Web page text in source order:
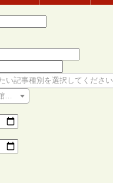
い記事種別を選択してください
種を選択してください